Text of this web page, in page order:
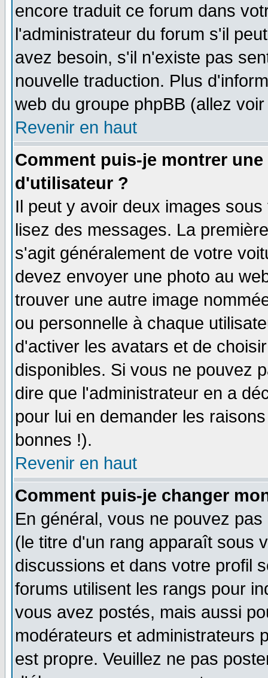
encore traduit ce forum dans
l'administrateur du forum s'il
avez besoin, s'il n'existe pas
nouvelle traduction. Plus
web du groupe phpBB (allez
Revenir en haut
Comment puis-je montrer
d'utilisateur ?
Il peut y avoir deux images
lisez des messages. La
s'agit généralement de votre
devez envoyer une photo au
trouver une autre image
ou personnelle à chaque
d'activer les avatars et de
disponibles. Si vous ne pouvez
dire que l'administrateur en a
pour lui en demander les
bonnes !).
Revenir en haut
Comment puis-je changer
En général, vous ne pouvez
(le titre d'un rang apparaît sous
discussions et dans votre profil
forums utilisent les rangs pour
vous avez postés, mais aussi
modérateurs et administrateurs
est propre. Veuillez ne pas